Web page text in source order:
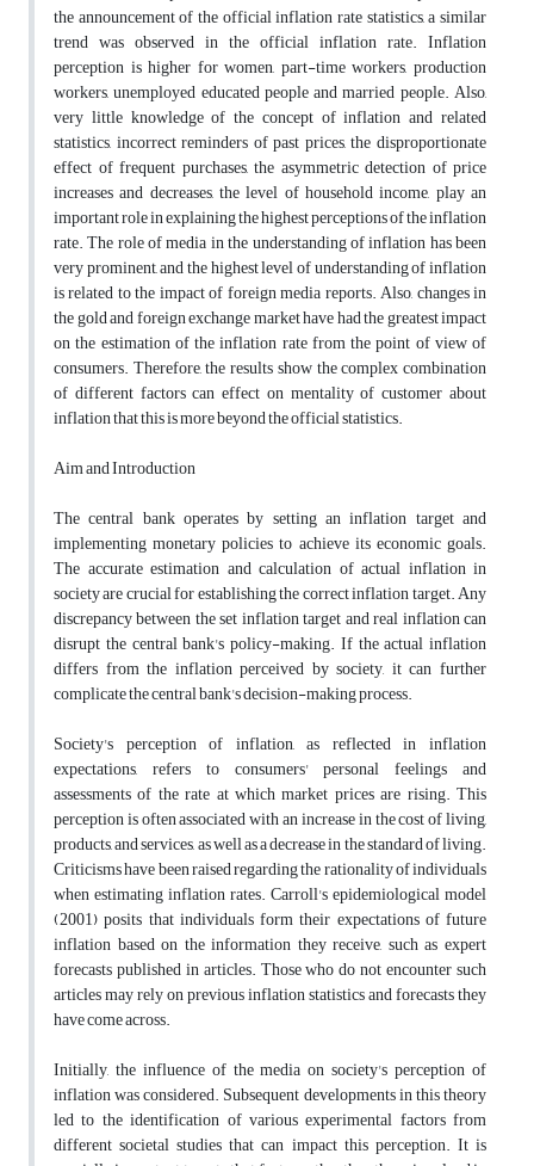
the announcement of the official inflation rate statistics, a similar
trend was observed in the official inflation rate. Inflation
perception is higher for women, part-time workers, production
workers, unemployed educated people and married people. Also,
very little knowledge of the concept of inflation and related
statistics, incorrect reminders of past prices, the disproportionate
effect of frequent purchases, the asymmetric detection of price
increases and decreases, the level of household income, play an
important role in explaining the highest perceptions of the inflation
rate. The role of media in the understanding of inflation has been
very prominent, and the highest level of understanding of inflation
is related to the impact of foreign media reports. Also, changes in
the gold and foreign exchange market have had the greatest impact
on the estimation of the inflation rate from the point of view of
consumers. Therefore, the results show the complex combination
of different factors can effect on mentality of customer about
inflation that this is more beyond the official statistics.
Aim and Introduction
The central bank operates by setting an inflation target and
implementing monetary policies to achieve its economic goals.
The accurate estimation and calculation of actual inflation in
society are crucial for establishing the correct inflation target. Any
discrepancy between the set inflation target and real inflation can
disrupt the central bank's policy-making. If the actual inflation
differs from the inflation perceived by society, it can further
complicate the central bank's decision-making process.
Society's perception of inflation, as reflected in inflation
expectations, refers to consumers' personal feelings and
assessments of the rate at which market prices are rising. This
perception is often associated with an increase in the cost of living,
products, and services, as well as a decrease in the standard of living.
Criticisms have been raised regarding the rationality of individuals
when estimating inflation rates. Carroll's epidemiological model
(2001) posits that individuals form their expectations of future
inflation based on the information they receive, such as expert
forecasts published in articles. Those who do not encounter such
articles may rely on previous inflation statistics and forecasts they
have come across.
Initially, the influence of the media on society's perception of
inflation was considered. Subsequent developments in this theory
led to the identification of various experimental factors from
different societal studies that can impact this perception. It is